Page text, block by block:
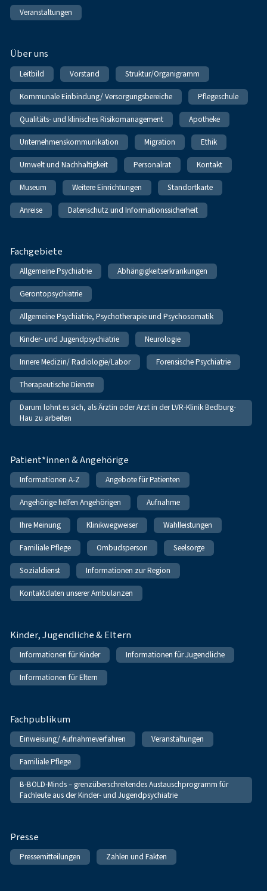
Veranstaltungen
Über uns
Leitbild Vorstand Struktur/Organigramm
Kommunale Einbindung/ Versorgungsbereiche Pflegeschule
Qualitäts- und klinisches Risikomanagement Apotheke
Unternehmenskommunikation Migration Ethik
Umwelt und Nachhaltigkeit Personalrat Kontakt
Museum Weitere Einrichtungen Standortkarte
Anreise Datenschutz und Informationssicherheit
Fachgebiete
Allgemeine Psychiatrie Abhängigkeitserkrankungen
Gerontopsychiatrie
Allgemeine Psychiatrie, Psychotherapie und Psychosomatik
Kinder- und Jugendpsychiatrie Neurologie
Innere Medizin/ Radiologie/Labor Forensische Psychiatrie
Therapeutische Dienste
Darum lohnt es sich, als Ärztin oder Arzt in der LVR-Klinik Bedburg-
Hau zu arbeiten
Patient*innen & Angehörige
Informationen A-Z Angebote für Patienten
Angehörige helfen Angehörigen Aufnahme
Ihre Meinung Klinikwegweiser Wahlleistungen
Familiale Pflege Ombudsperson Seelsorge
Sozialdienst Informationen zur Region
Kontaktdaten unserer Ambulanzen
Kinder, Jugendliche & Eltern
Informationen für Kinder Informationen für Jugendliche
Informationen für Eltern
Fachpublikum
Einweisung/ Aufnahmeverfahren Veranstaltungen
Familiale Pflege
B-BOLD-Minds – grenzüberschreitendes Austauschprogramm für
Fachleute aus der Kinder- und Jugendpsychiatrie
Presse
Pressemitteilungen Zahlen und Fakten